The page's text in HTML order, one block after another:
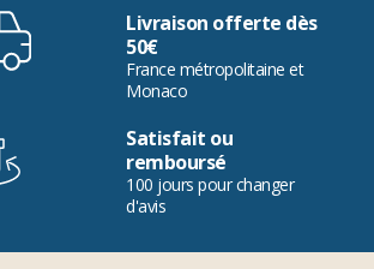
Livraison offerte dès
50€
France métropolitaine et
Monaco
Satisfait ou
remboursé
100 jours pour changer
d'avis